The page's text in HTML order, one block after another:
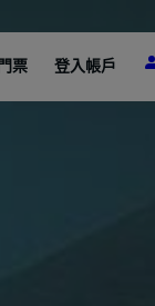
票 登入帳戶